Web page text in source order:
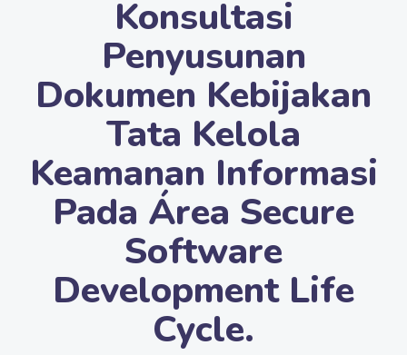
Konsultasi
Penyusunan
Dokumen Kebijakan
Tata Kelola
Keamanan Informasi
Pada Área Secure
Software
Development Life
Cycle.